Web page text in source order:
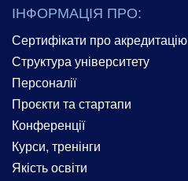
ІНФОРМАЦІЯ ПРО:
Сертифікати про акредитацію
Структура університету
Персоналії
Проєкти та стартапи
Конференції
Курси, тренінги
Якість освіти